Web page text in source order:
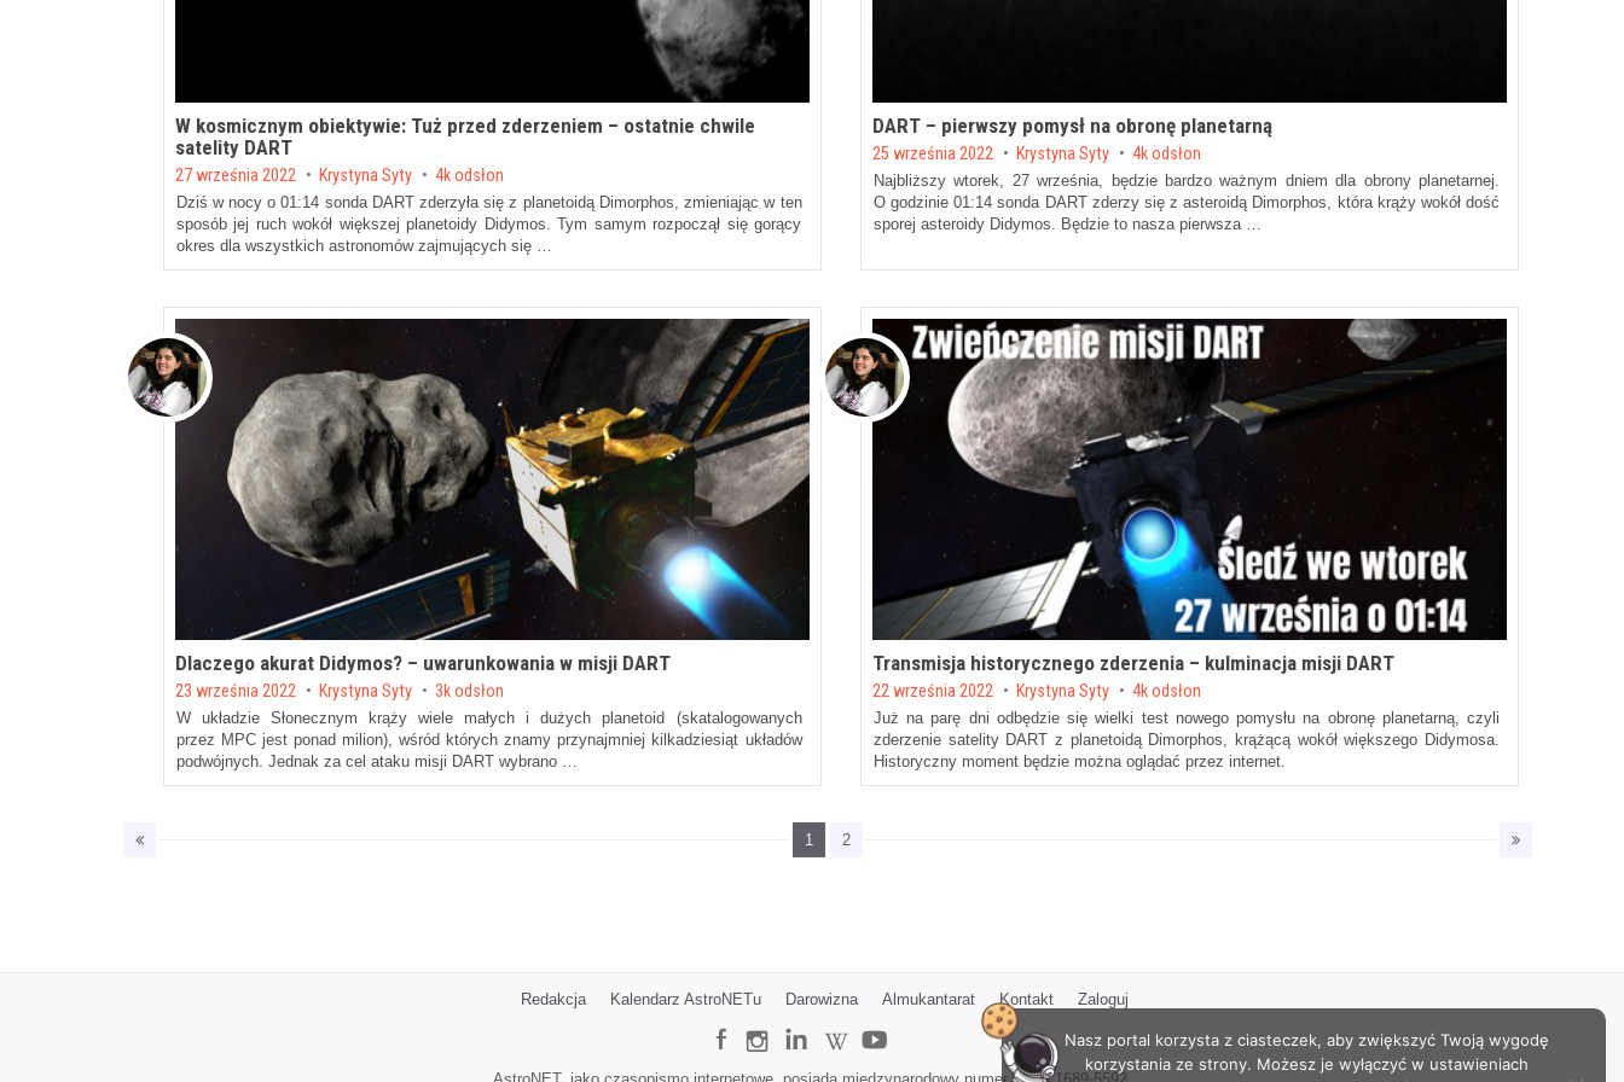
W kosmicznym obiektywie: Tuż przed zderzeniem – ostatnie chwile
satelity DART
Posted on
27 września 2022 by Krystyna Syty 4k odsłon
Dziś w nocy o 01:14 sonda DART zderzyła się z planetoidą Dimorphos, zmieniając w ten
sposób jej ruch wokół większej planetoidy Didymos. Tym samym rozpoczął się gorący
okres dla wszystkich astronomów zajmujących się …
DART – pierwszy pomysł na obronę planetarną
Posted on
25 września 2022 by Krystyna Syty 4k odsłon
Najbliższy wtorek, 27 września, będzie bardzo ważnym dniem dla obrony planetarnej.
O godzinie 01:14 sonda DART zderzy się z asteroidą Dimorphos, która krąży wokół dość
sporej asteroidy Didymos. Będzie to nasza pierwsza …
Dlaczego akurat Didymos? – uwarunkowania w misji DART
Posted on
23 września 2022 by Krystyna Syty 3k odsłon
W układzie Słonecznym krąży wiele małych i dużych planetoid (skatalogowanych
przez MPC jest ponad milion), wśród których znamy przynajmniej kilkadziesiąt układów
podwójnych. Jednak za cel ataku misji DART wybrano …
Transmisja historycznego zderzenia – kulminacja misji DART
Posted on
22 września 2022 by Krystyna Syty 4k odsłon
Już na parę dni odbędzie się wielki test nowego pomysłu na obronę planetarną, czyli
zderzenie satelity DART z planetoidą Dimorphos, krążącą wokół większego Didymosa.
Historyczny moment będzie można oglądać przez internet.
1 2
Redakcja Kalendarz AstroNETu Darowizna Almukantarat Kontakt Zaloguj
Nasz portal korzysta z ciasteczek, aby zwiększyć Twoją wygodę
korzystania ze strony. Możesz je wyłączyć w ustawieniach